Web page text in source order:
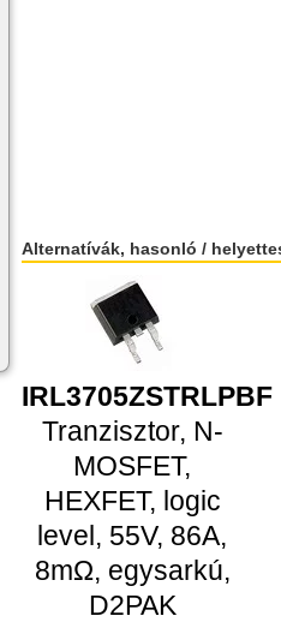
Alternatívák, hasonló /
IRL3705ZSTRLPBF
Tranzisztor, N-
MOSFET,
HEXFET, logic
level, 55V, 86A,
8mΩ, egysarkú,
D2PAK